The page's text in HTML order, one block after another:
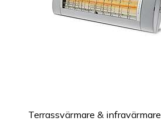
Terrassvärmare & infravärmare